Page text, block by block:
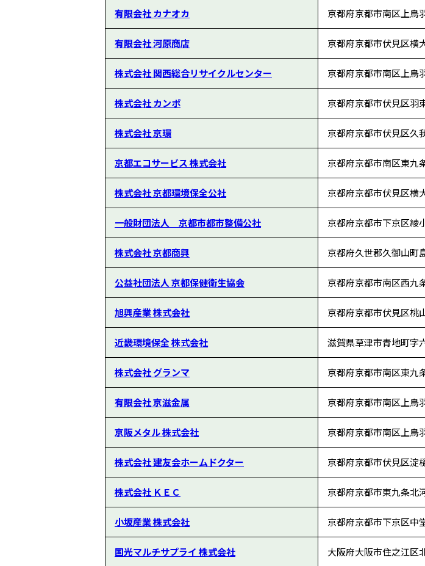
有限会社 カナオカ 京都府京都市南区上鳥
有限会社 河原商店 京都府京都市伏見区横
株式会社 関西総合リサイクルセンター 京都府京都市南区上鳥
株式会社 カンポ 京都府京都市伏見区羽
株式会社 京環 京都府京都市伏見区久
京都エコサービス 株式会社 京都府京都市南区東九
株式会社 京都環境保全公社 京都府京都市伏見区横
一般財団法人 京都市都市整備公社 京都府京都市下京区綾
株式会社 京都商興 京都府久世郡久御山町
公益社団法人 京都保健衛生協会 京都府京都市南区西九
旭興産業 株式会社 京都府京都市伏見区桃
近畿環境保全 株式会社 滋賀県草津市青地町字
株式会社 グランマ 京都府京都市南区東九
有限会社 京滋金属 京都府京都市南区上鳥
京阪メタル 株式会社 京都府京都市南区上鳥
株式会社 建友会ホームドクター 京都府京都市伏見区淀
株式会社 ＫＥＣ 京都府京都市東九条北
小坂産業 株式会社 京都府京都市下京区中
国光マルチサプライ 株式会社 大阪府大阪市住之江区